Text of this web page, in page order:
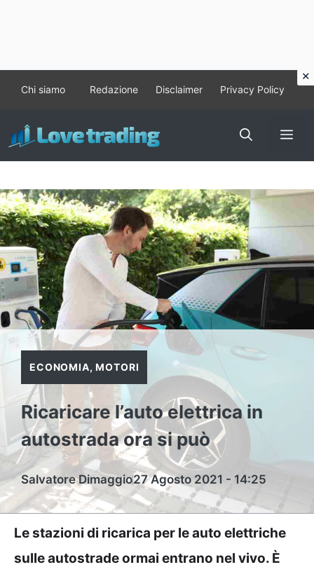
contenuto
Chi siamo Redazione Disclaimer Privacy Policy
ECONOMIA,MOTORI
Ricaricare l’auto elettrica in
autostrada ora si può
Salvatore Dimaggio27 Agosto 2021 - 14:25
Le stazioni di ricarica per le auto elettriche
sulle autostrade ormai entrano nel vivo. È